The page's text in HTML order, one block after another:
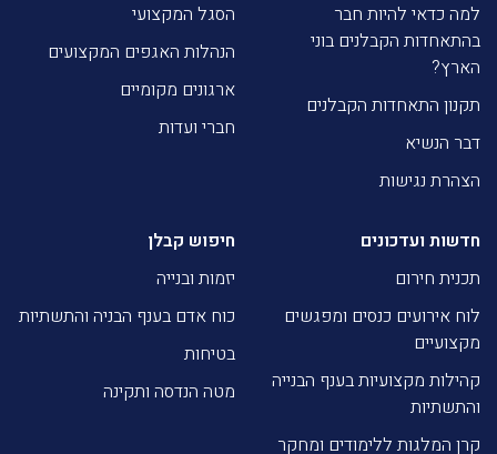
למה כדאי להיות חבר
בהתאחדות הקבלנים בוני
הארץ?
תקנון התאחדות הקבלנים
דבר הנשיא
הצהרת נגישות
הסגל המקצועי
הנהלות האגפים המקצועים
ארגונים מקומיים
חברי ועדות
חדשות ועדכונים
תכנית חירום
לוח אירועים כנסים ומפגשים
מקצועיים
קהילות מקצועיות בענף הבנייה
והתשתיות
קרן המלגות ללימודים ומחקר
חיפוש קבלן
יזמות ובנייה
כוח אדם בענף הבניה והתשתיות
בטיחות
מטה הנדסה ותקינה